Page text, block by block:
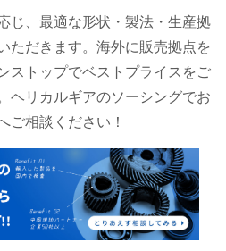
じ、最適な形状・製法・生産拠
ただきます。海外に販売拠点を
ストップでベストプライスをご
ヘリカルギアのソーシングでお
ご相談ください！